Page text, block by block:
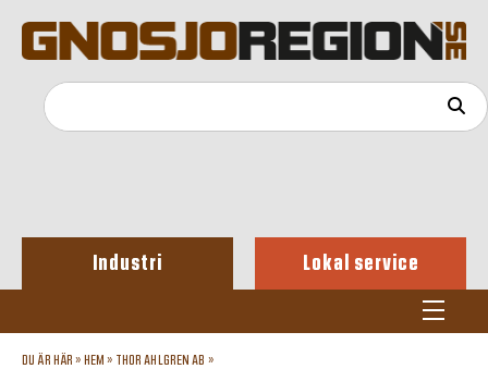
Industri Lokal service
DU ÄR HÄR » HEM » THOR AHLGREN AB »